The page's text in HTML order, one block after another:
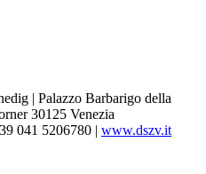
| Palazzo Barbarigo della
30125 Venezia
041 5206780 | www.dszv.it